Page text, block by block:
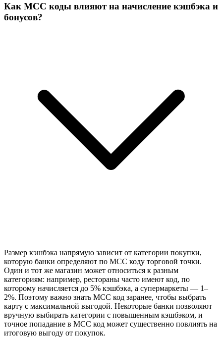
Как MCC коды влияют на начисление кэшбэка и
бонусов?
Размер кэшбэка напрямую зависит от категории покупки,
которую банки определяют по MCC коду торговой точки.
Один и тот же магазин может относиться к разным
категориям: например, рестораны часто имеют код, по
которому начисляется до 5% кэшбэка, а супермаркеты — 1–
2%. Поэтому важно знать MCC код заранее, чтобы выбрать
карту с максимальной выгодой. Некоторые банки позволяют
вручную выбирать категории с повышенным кэшбэком, и
точное попадание в MCC код может существенно повлиять на
итоговую выгоду от покупок.